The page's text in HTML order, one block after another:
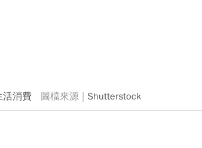
活消費 Shutterstock